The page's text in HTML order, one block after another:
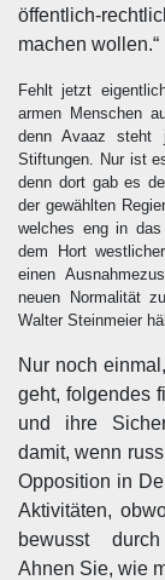
öffentlich-
machen wollen.“
Fehlt jetzt
armen Menschen
denn Avaaz steht
Stiftungen. Nur ist
denn dort gab es
der gewählten
welches eng in das
dem Hort
einen
neuen Normalität
Walter Steinmeier
Nur noch
geht, folgendes
und ihre
damit, wenn
Opposition in
Aktivitäten,
bewusst
Ahnen Sie, wie